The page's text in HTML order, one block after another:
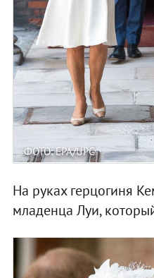
ФОТО: EPA/UPG
На руках герцогиня
младенца Луи,